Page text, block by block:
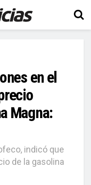
en el
Magna:
indicó que
de la gasolina